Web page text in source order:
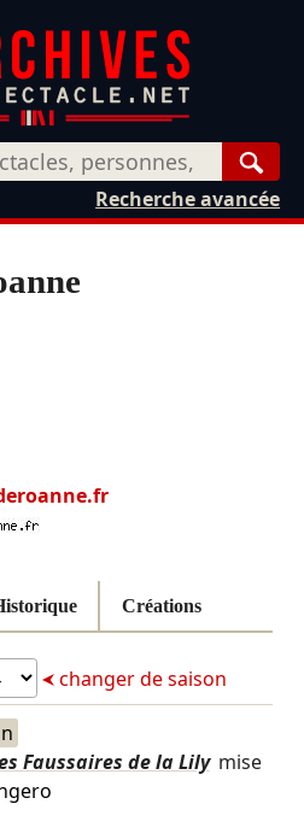
Recherche avancée
Créations
changer de saison
Faussaires de la Lily mise